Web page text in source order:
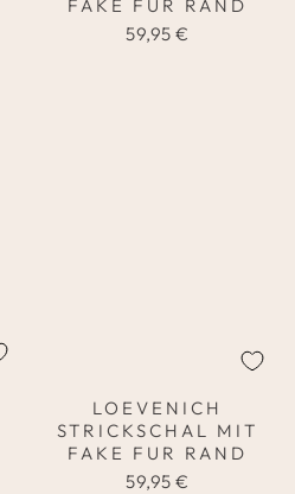
FAKE FUR RAND
59,95 €
LOEVENICH
STRICKSCHAL MIT
FAKE FUR RAND
59,95 €